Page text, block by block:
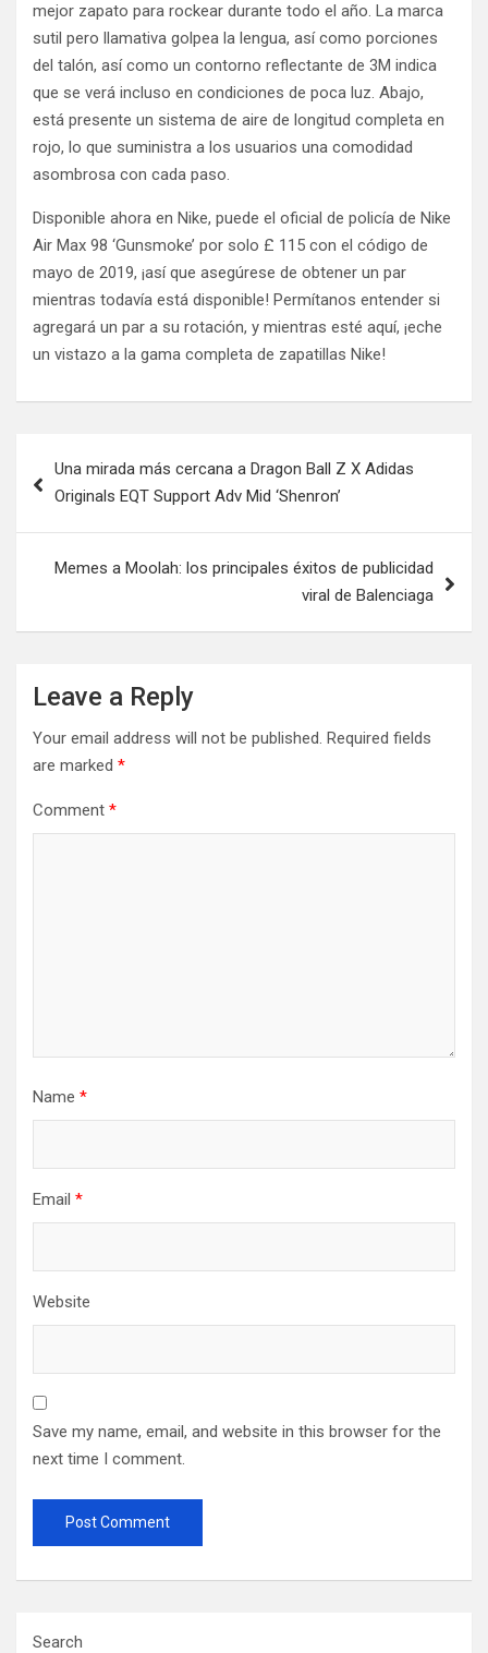
mejor zapato para rockear durante todo el año. La marca
sutil pero llamativa golpea la lengua, así como porciones
del talón, así como un contorno reflectante de 3M indica
que se verá incluso en condiciones de poca luz. Abajo,
está presente un sistema de aire de longitud completa en
rojo, lo que suministra a los usuarios una comodidad
asombrosa con cada paso.
Disponible ahora en Nike, puede el oficial de policía de Nike
Air Max 98 ‘Gunsmoke’ por solo £ 115 con el código de
mayo de 2019, ¡así que asegúrese de obtener un par
mientras todavía está disponible! Permítanos entender si
agregará un par a su rotación, y mientras esté aquí, ¡eche
un vistazo a la gama completa de zapatillas Nike!
navigation
Una mirada más cercana a Dragon Ball Z X Adidas
Originals EQT Support Adv Mid ‘Shenron’
Memes a Moolah: los principales éxitos de publicidad
viral de Balenciaga
Leave a Reply
Your email address will not be published. Required fields
are marked *
Comment *
Name *
Email *
Website
Save my name, email, and website in this browser for the
next time I comment.
Search